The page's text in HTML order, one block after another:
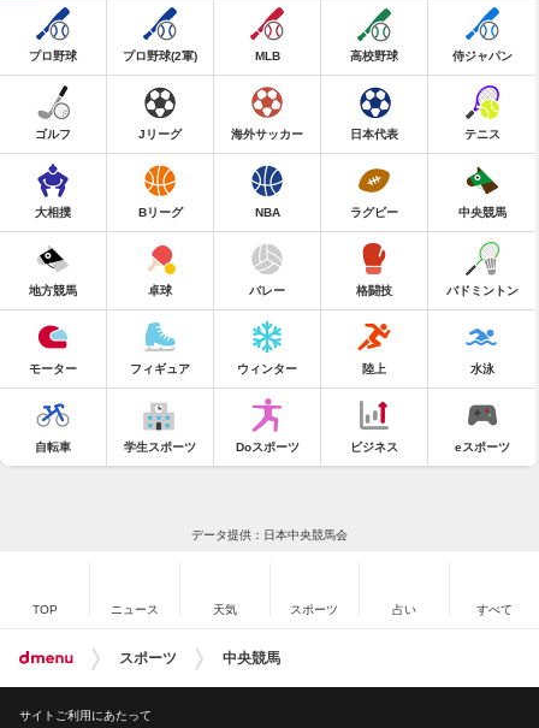
プロ野球 プロ野球(2軍) MLB 高校野球 侍ジャパン
ゴルフ Jリーグ 海外サッカー 日本代表 テニス
大相撲 Bリーグ NBA ラグビー 中央競馬
地方競馬 卓球 バレー 格闘技 バドミントン
モーター フィギュア ウィンター 陸上 水泳
自転車 学生スポーツ Doスポーツ ビジネス eスポーツ
データ提供：日本中央競馬会
TOP ニュース 天気 スポーツ 占い すべて
スポーツ 中央競馬
サイトご利用にあたって